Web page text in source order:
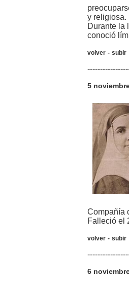
y religiosa.
Durante la
conoció
volver - subir
5
Compañía
Falleció el
volver - subir
6